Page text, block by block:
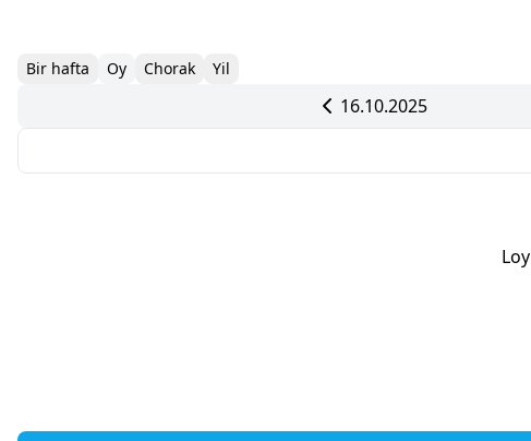
Bir hafta Oy Chorak Yil
16.10.2025